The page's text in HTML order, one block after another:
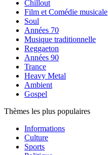
Chillout
Film et Comédie musicale
Soul
Années 70
Musique traditionnelle
Reggaeton
Années 90
Trance
Heavy Metal
Ambient
Gospel
Thèmes les plus populaires
Informations
Culture
Sports